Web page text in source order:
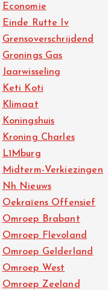
Economie
Einde Rutte Iv
Grensoverschrijdend
Gronings Gas
Jaarwisseling
Keti Koti
Klimaat
Koningshuis
Kroning Charles
L1Mburg
Midterm-Verkiezingen
Nh Nieuws
Oekraïens Offensief
Omroep Brabant
Omroep Flevoland
Omroep Gelderland
Omroep West
Omroep Zeeland